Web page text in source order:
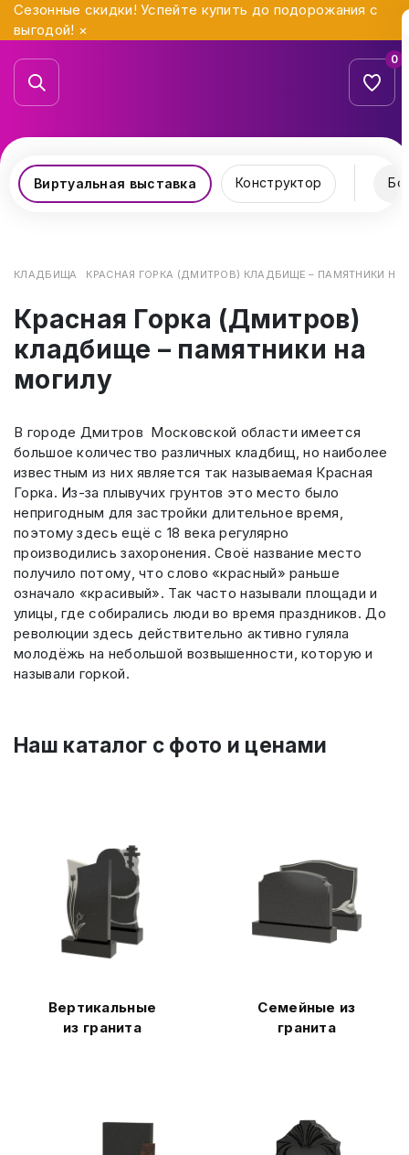
Сезонные скидки! Успейте купить до подорожания с
выгодой! ×
0
Виртуальная выставка Конструктор
КЛАДБИЩА КРАСНАЯ ГОРКА (ДМИТРОВ) КЛАДБИЩЕ – ПАМЯТНИКИ НА
Красная Горка (Дмитров)
кладбище – памятники на
могилу
В городе Дмитров Московской области имеется
большое количество различных кладбищ, но наиболее
известным из них является так называемая Красная
Горка. Из-за плывучих грунтов это место было
непригодным для застройки длительное время,
поэтому здесь ещё с 18 века регулярно
производились захоронения. Своё название место
получило потому, что слово «красный» раньше
означало «красивый». Так часто называли площади и
улицы, где собирались люди во время праздников. До
революции здесь действительно активно гуляла
молодёжь на небольшой возвышенности, которую и
называли горкой.
Наш каталог c фото и ценами
Вертикальные
из гранита
Семейные из
гранита